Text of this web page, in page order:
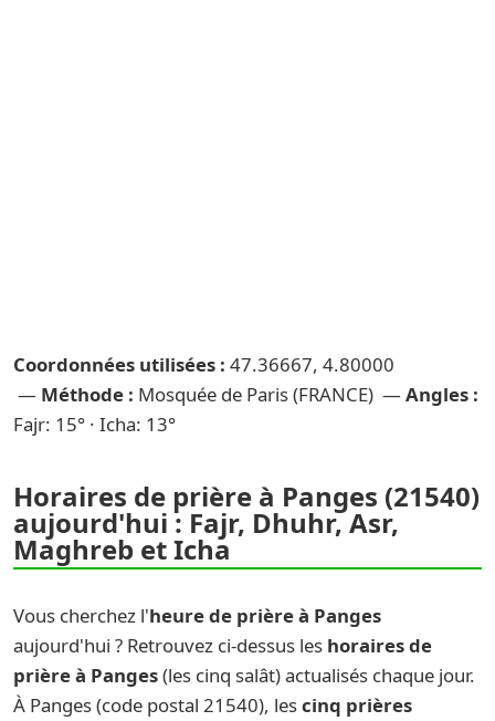
Coordonnées utilisées : 47.36667, 4.80000
— Méthode : Mosquée de Paris (FRANCE) — Angles :
Fajr: 15° · Icha: 13°
Horaires de prière à Panges (21540)
aujourd'hui : Fajr, Dhuhr, Asr,
Maghreb et Icha
Vous cherchez l'heure de prière à Panges
aujourd'hui ? Retrouvez ci-dessus les horaires de
prière à Panges(les cinq salât) actualisés chaque jour.
À Panges (code postal 21540), lescinq prières